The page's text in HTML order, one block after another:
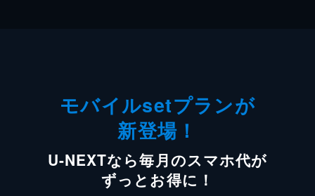
モバイルsetプランが
新登場！
U-NEXTなら毎月のスマホ代が
ずっとお得に！